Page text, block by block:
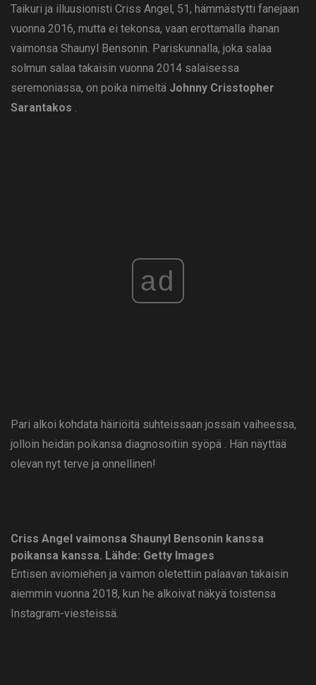
Taikuri ja illuusionisti Criss Angel, 51, hämmästytti fanejaan
vuonna 2016, mutta ei tekonsa, vaan erottamalla ihanan
vaimonsa Shaunyl Bensonin. Pariskunnalla, joka salaa
solmun salaa takaisin vuonna 2014 salaisessa
seremoniassa, on poika nimeltä Johnny Crisstopher
Sarantakos .
ad
Pari alkoi kohdata häiriöitä suhteissaan jossain vaiheessa,
jolloin heidän poikansa diagnosoitiin syöpä . Hän näyttää
olevan nyt terve ja onnellinen!
Criss Angel vaimonsa Shaunyl Bensonin kanssa
poikansa kanssa. Lähde: Getty Images
Entisen aviomiehen ja vaimon oletettiin palaavan takaisin
aiemmin vuonna 2018, kun he alkoivat näkyä toistensa
Instagram-viesteissä.